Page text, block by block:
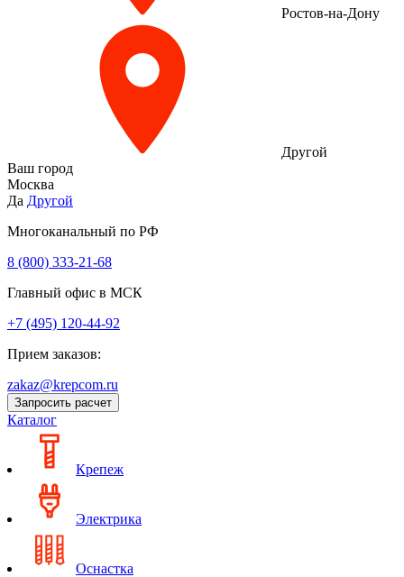
Ростов-на-Дону
Другой
Ваш город
Москва
Да Другой
Многоканальный по РФ
8 (800) 333‑21-68
Главный офис в МСК
+7 (495) 120-44-92
Прием заказов:
zakaz@krepcom.ru
Запросить расчет
Каталог
Крепеж
Электрика
Оснастка